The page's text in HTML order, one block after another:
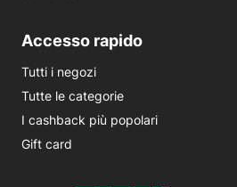
Accesso rapido
Tutti i negozi
Tutte le categorie
I cashback più popolari
Gift card